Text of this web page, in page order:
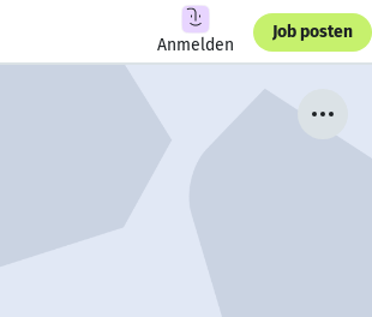
Anmelden
Job posten